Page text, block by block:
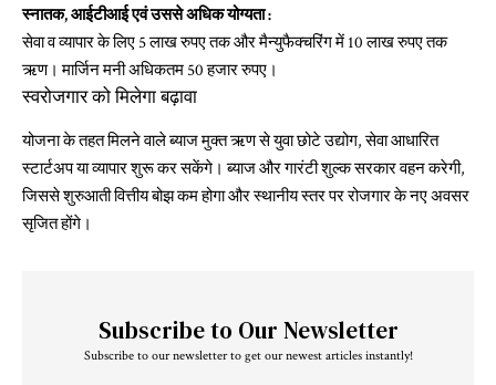
स्नातक, आईटीआई एवं उससे अधिक योग्यता :
सेवा व व्यापार के लिए 5 लाख रुपए तक और मैन्युफैक्चरिंग में 10 लाख रुपए तक
ऋण। मार्जिन मनी अधिकतम 50 हजार रुपए।
स्वरोजगार को मिलेगा बढ़ावा
योजना के तहत मिलने वाले ब्याज मुक्त ऋण से युवा छोटे उद्योग, सेवा आधारित
स्टार्टअप या व्यापार शुरू कर सकेंगे। ब्याज और गारंटी शुल्क सरकार वहन करेगी,
जिससे शुरुआती वित्तीय बोझ कम होगा और स्थानीय स्तर पर रोजगार के नए अवसर
सृजित होंगे।
Subscribe to Our Newsletter
Subscribe to our newsletter to get our newest articles instantly!